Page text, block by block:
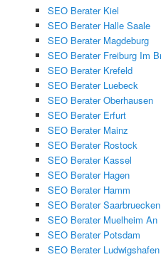
SEO Berater Kiel
SEO Berater Halle Saale
SEO Berater Magdeburg
SEO Berater Freiburg Im
SEO Berater Krefeld
SEO Berater Luebeck
SEO Berater Oberhausen
SEO Berater Erfurt
SEO Berater Mainz
SEO Berater Rostock
SEO Berater Kassel
SEO Berater Hagen
SEO Berater Hamm
SEO Berater Saarbruecken
SEO Berater Muelheim An
SEO Berater Potsdam
SEO Berater